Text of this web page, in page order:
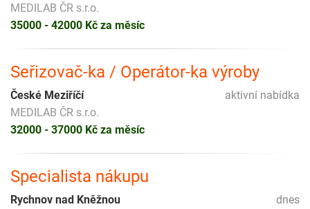
MEDILAB ČR s.r.o.
35000 - 42000 Kč za měsíc
Seřizovač-ka / Operátor-ka výroby
aktivní nabídka
České Meziříčí
MEDILAB ČR s.r.o.
32000 - 37000 Kč za měsíc
Specialista nákupu
dnes
Rychnov nad Kněžnou